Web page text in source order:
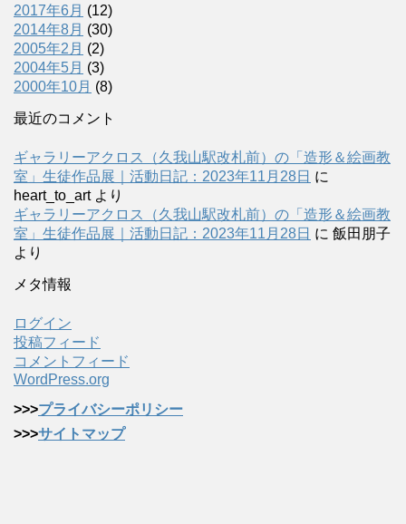
2017年6月 (12)
2014年8月 (30)
2005年2月 (2)
2004年5月 (3)
2000年10月 (8)
最近のコメント
ギャラリーアクロス（久我山駅改札前）の「造形＆絵画教
室」生徒作品展｜活動日記：2023年11月28日 に
heart_to_artより
ギャラリーアクロス（久我山駅改札前）の「造形＆絵画教
室」生徒作品展｜活動日記：2023年11月28日 に 飯田朋子
より
メタ情報
ログイン
投稿フィード
コメントフィード
WordPress.org
>>>プライバシーポリシー
>>>サイトマップ